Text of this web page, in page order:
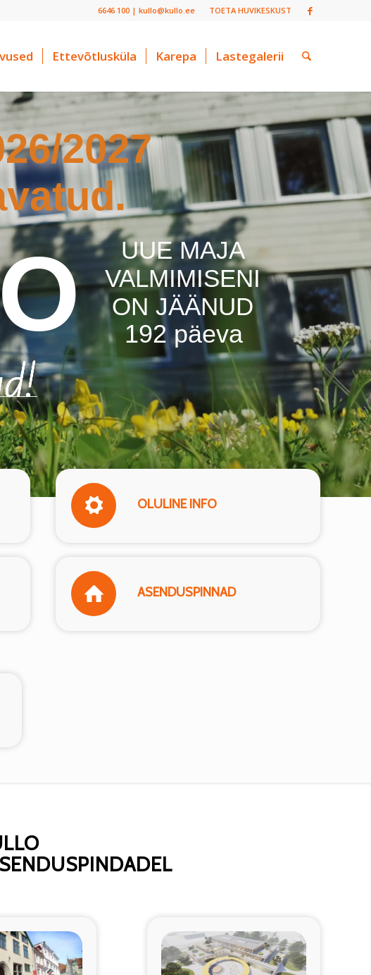
TOETA HUVIKESKUST
6646 100 | kullo@kullo.ee
Ettevõtlusküla Karepa Lastegalerii
2027
UUE MAJA
VALMIMISENI
ON JÄÄNUD
192 päeva
OLULINE INFO
ASENDUSPINNAD